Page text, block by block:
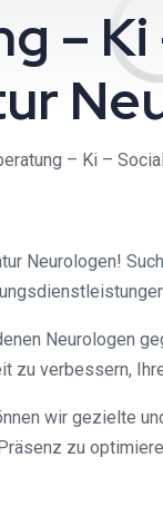
–
– Ki –
Neurologen!
Neurologen
zu verbessern,
wir gezielte
zu